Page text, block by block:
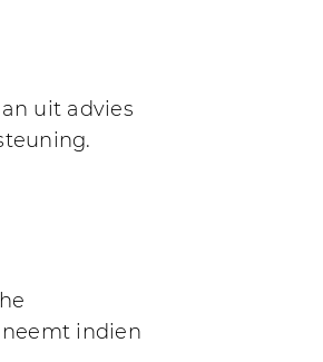
uit advies
indien